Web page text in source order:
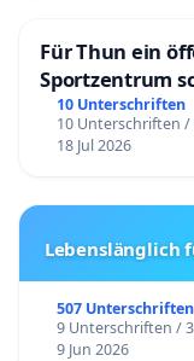
Für Thun ein
Sportzentrum
10 Unterschriften
10 Unterschriften /
18 Jul 2026
Lebenslänglich
507 Unterschriften
9 Unterschriften /
9 Jun 2026